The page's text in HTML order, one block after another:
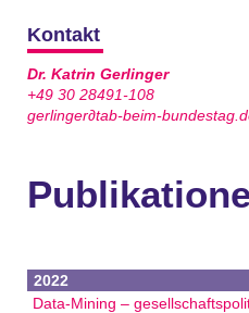
Kontakt
Dr. Katrin Gerlinger
+49 30 28491-108
gerlinger∂tab-beim-
2022
Data-Mining –